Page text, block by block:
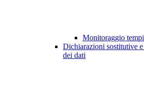
Monitoraggio
Dichiarazioni sostitutive
dei dati